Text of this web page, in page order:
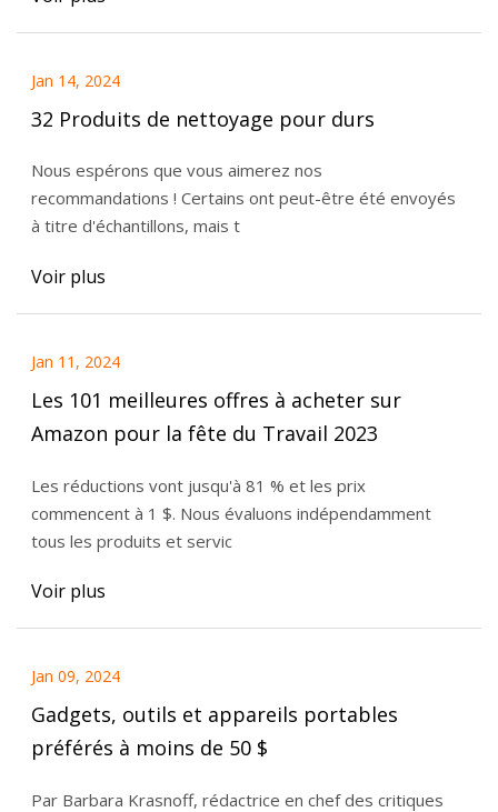
Jan 14, 2024
32 Produits de nettoyage pour durs
Nous espérons que vous aimerez nos
recommandations ! Certains ont peut-être été envoyés
à titre d'échantillons, mais t
Voir plus
Jan 11, 2024
Les 101 meilleures offres à acheter sur
Amazon pour la fête du Travail 2023
Les réductions vont jusqu'à 81 % et les prix
commencent à 1 $. Nous évaluons indépendamment
tous les produits et servic
Voir plus
Jan 09, 2024
Gadgets, outils et appareils portables
préférés à moins de 50 $
Par Barbara Krasnoff, rédactrice en chef des critiques